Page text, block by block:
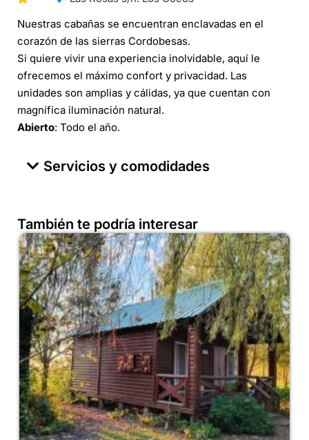
Nuestras cabañas se encuentran enclavadas en el
corazón de las sierras Cordobesas.
Si quiere vivir una experiencia inolvidable, aquí le
ofrecemos el máximo confort y privacidad. Las
unidades son amplias y cálidas, ya que cuentan con
magnífica iluminación natural.
Abierto: Todo el año.
Servicios y comodidades
También te podría interesar